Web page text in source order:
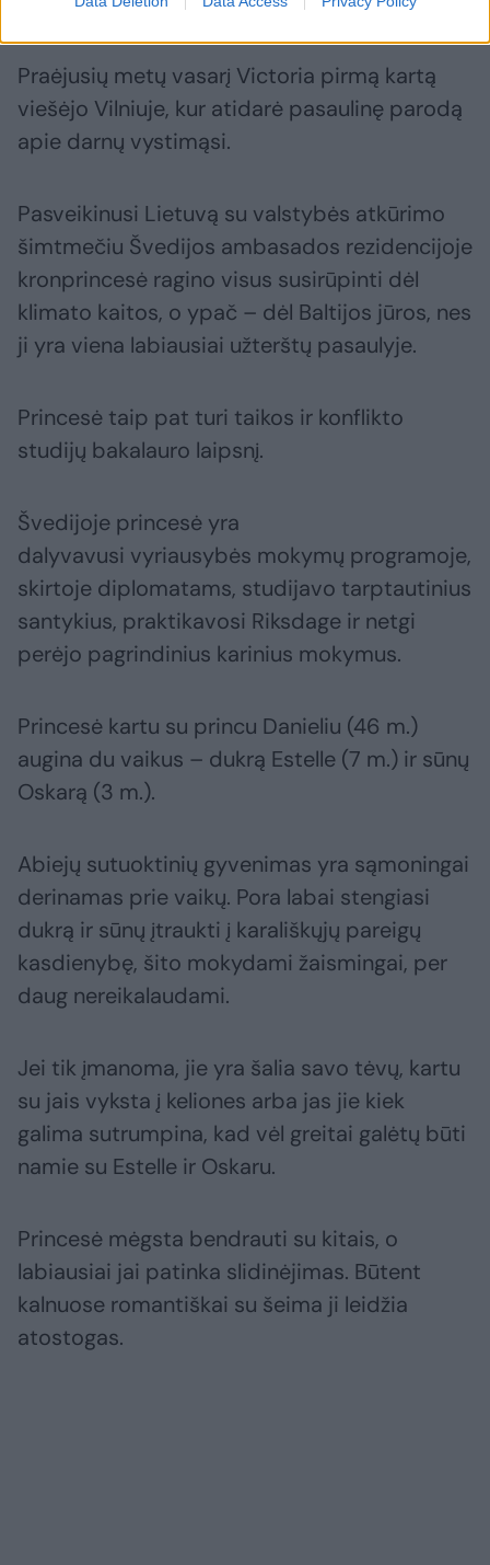
Scanpix nuotr.
Praėjusių metų vasarį Victoria pirmą kartą
viešėjo Vilniuje, kur atidarė pasaulinę parodą
apie darnų vystimąsi.
Pasveikinusi Lietuvą su valstybės atkūrimo
šimtmečiu Švedijos ambasados rezidencijoje
kronprincesė ragino visus susirūpinti dėl
klimato kaitos, o ypač – dėl Baltijos jūros, nes
ji yra viena labiausiai užterštų pasaulyje.
Princesė taip pat turi taikos ir konflikto
studijų bakalauro laipsnį.
Švedijoje princesė yra
dalyvavusi vyriausybės mokymų programoje,
skirtoje diplomatams, studijavo tarptautinius
santykius, praktikavosi Riksdage ir netgi
perėjo pagrindinius karinius mokymus.
Princesė kartu su princu Danieliu (46 m.)
augina du vaikus – dukrą Estelle (7 m.) ir sūnų
Oskarą (3 m.).
Abiejų sutuoktinių gyvenimas yra sąmoningai
derinamas prie vaikų. Pora labai stengiasi
dukrą ir sūnų įtraukti į karališkųjų pareigų
kasdienybę, šito mokydami žaismingai, per
daug nereikalaudami.
Jei tik įmanoma, jie yra šalia savo tėvų, kartu
su jais vyksta į keliones arba jas jie kiek
galima sutrumpina, kad vėl greitai galėtų būti
namie su Estelle ir Oskaru.
Princesė mėgsta bendrauti su kitais, o
labiausiai jai patinka slidinėjimas. Būtent
kalnuose romantiškai su šeima ji leidžia
atostogas.